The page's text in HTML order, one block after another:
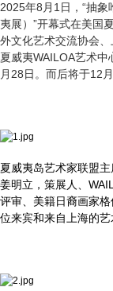
2025年8月1日，“抽
夷展）”开幕式在美国
外文化艺术交流协会
夏威夷WAILOA艺术
月28日。而后将于12
夏威夷岛艺术家联盟
姜明立，策展人、
评审、美籍日裔画家格
位来宾和来自上海的艺